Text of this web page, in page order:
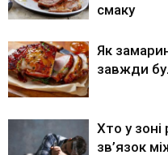
смаку
Як
завжди
Хто у
зв’язок